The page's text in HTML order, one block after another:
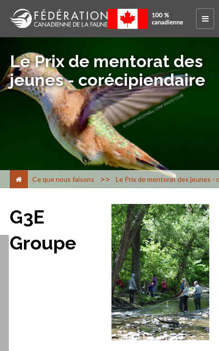
Le Prix de mentorat des
jeunes - corécipiendaire
Ce que nous faisons > Le Prix de mentorat des jeunes -
G3E
Groupe